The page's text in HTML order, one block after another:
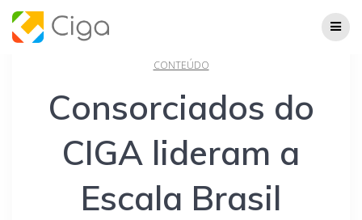
CONTEÚDO
Consorciados do
CIGA lideram a
Escala Brasil